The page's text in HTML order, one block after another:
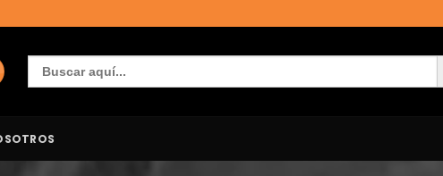
Buscar: